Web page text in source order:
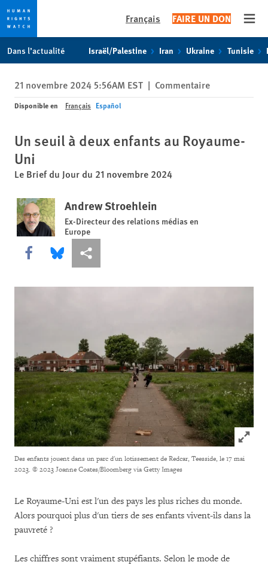
to
privacy
notice
to
content
Français FAIRE UN DON
Dans l’actualité Israël/Palestine Iran Ukraine Tunisie
21 novembre 2024 5:56AM EST | Commentaire
Disponible en Français Español
Un seuil à deux enfants au Royaume-
Uni
Le Brief du Jour du 21 novembre 2024
Andrew Stroehlein
Ex-Directeur des relations médias en
Europe
Share this via Facebook
Share this via Bluesky
Share this via Partagez
Click to
Des enfants jouent dans un parc d'un lotissement de Redcar, Teesside, le 17 mai
2023. © 2023 Joanne Coates/Bloomberg via Getty Images
Le Royaume-Uni est l'un des pays les plus riches du monde.
Alors pourquoi plus d'un tiers de ses enfants vivent-ils dans la
pauvreté ?
Les chiffres sont vraiment stupéfiants. Selon le mode de